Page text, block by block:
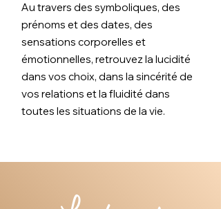
Au travers des symboliques, des
prénoms et des dates, des
sensations corporelles et
émotionnelles, retrouvez la lucidité
dans vos choix, dans la sincérité de
vos relations et la fluidité dans
toutes les situations de la vie.